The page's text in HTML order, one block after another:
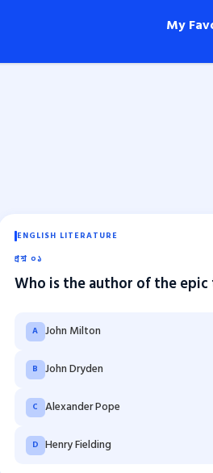
My
ENGLISH LITERATURE
প্রশ্ন ০১
Who is the author of the epic
A John Milton
B John Dryden
C Alexander Pope
D Henry Fielding